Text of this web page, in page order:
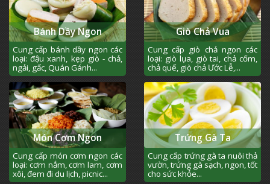
Bánh Dầy Ngon
Cung cấp bánh dầy ngon các
loại: đậu xanh, kẹp giò - chả,
ngải, gấc, Quán Gánh...
Giò Chả Vua
Cung cấp giò chả ngon các
loại: giò lụa, giò tai, chả cốm,
chả quế, giò chả Ước Lễ,...
Món Cơm Ngon
Cung cấp món cơm ngon các
loại: cơm nắm, cơm lam, cơm
xôi, đem đi du lịch, picnic...
Trứng Gà Ta
Cung cấp trứng gà ta nuôi thả
vườn, trứng gà sạch, ngon, tốt
cho sức khỏe...